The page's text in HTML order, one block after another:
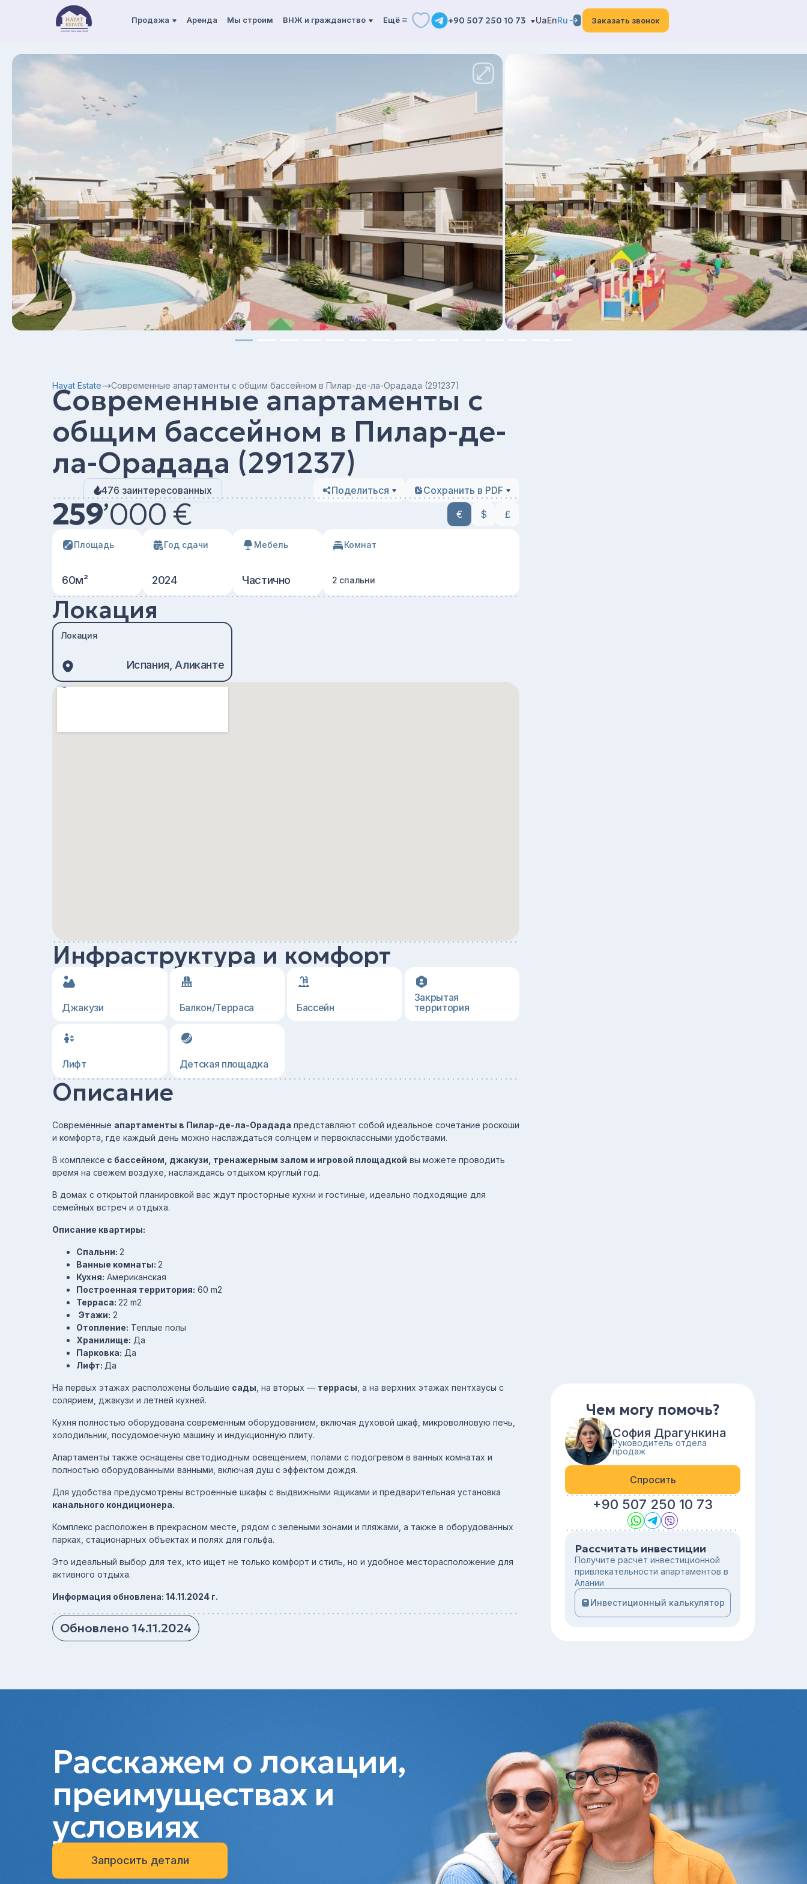
Продажа Аренда Мы строим ВНЖ и гражданство Ещё +90 507 250 10 73 UaEnRu Заказать звонок
Hayat Estate Современные апартаменты с общим бассейном в Пилар-де-ла-Орадада (291237)
Современные апартаменты с
общим бассейном в Пилар-де-
ла-Орадада (291237)
476 заинтересованных Поделиться Сохранить в PDF
259’000 € € $ £
Площадь
60м²
Год сдачи
2024
Мебель
Частично
Комнат
2 спальни
Локация
Локация
Испания, Аликанте
Инфраструктура и комфорт
Джакузи Балкон/Терраса Бассейн
Закрытая
территория
Лифт Детская площадка
Описание
Современные апартаменты в Пилар-де-ла-Орадада представляют собой идеальное сочетание роскоши
и комфорта, где каждый день можно наслаждаться солнцем и первоклассными удобствами.
В комплексе с бассейном, джакузи, тренажерным залом и игровой площадкой вы можете проводить
время на свежем воздухе, наслаждаясь отдыхом круглый год.
В домах с открытой планировкой вас ждут просторные кухни и гостиные, идеально подходящие для
семейных встреч и отдыха.
Описание квартиры:
Спальни: 2
Ванные комнаты: 2
Кухня: Американская
Построенная территория: 60 m2
Терраса: 22 m2
Этажи: 2
Отопление: Теплые полы
Хранилище: Да
Парковка: Да
Лифт: Да
На первых этажах расположены большие сады , на вторых — террасы , а на верхних этажах пентхаусы с
солярием, джакузи и летней кухней.
Кухня полностью оборудована современным оборудованием, включая духовой шкаф, микроволновую печь,
холодильник, посудомоечную машину и индукционную плиту.
Апартаменты также оснащены светодиодным освещением, полами с подогревом в ванных комнатах и ​​
полностью оборудованными ванными, включая душ с эффектом дождя.
Для удобства предусмотрены встроенные шкафы с выдвижными ящиками и предварительная установка
канального кондиционера.
Комплекс расположен в прекрасном месте, рядом с зелеными зонами и пляжами, а также в оборудованных
парках, стационарных объектах и ​​полях для гольфа.
Это идеальный выбор для тех, кто ищет не только комфорт и стиль, но и удобное месторасположение для
активного отдыха.
Информация обновлена: 14.11.2024 г.
Обновлено 14.11.2024
Чем могу помочь?
София Драгункина
Руководитель отдела
продаж
Спросить
+90 507 250 10 73
Рассчитать инвестиции
Получите расчёт инвестиционной
привлекательности апартаментов в
Алании
Инвестиционный калькулятор
Расскажем о локации,
преимуществах и
условиях
Запросить детали